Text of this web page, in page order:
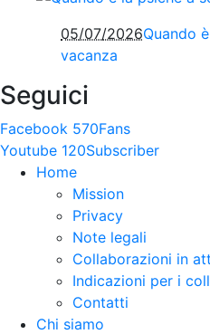
05/07/2026Quando
vacanza
Seguici
Facebook 570Fans
Youtube 120Subscriber
Home
Mission
Privacy
Note legali
Collaborazioni in
Indicazioni per i
Contatti
Chi siamo